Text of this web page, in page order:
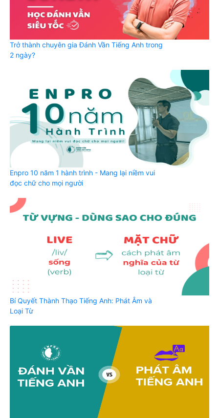
Trở thành chuyên gia Đánh Vần Tiếng Anh trong
2 ngày?
Enpro 10 năm 1 hành trình - Mang lại niềm vui
đọc chữ cho mọi người
Bí Quyết Thành Thạo Tiếng Anh: Phát Âm và
Loại Từ